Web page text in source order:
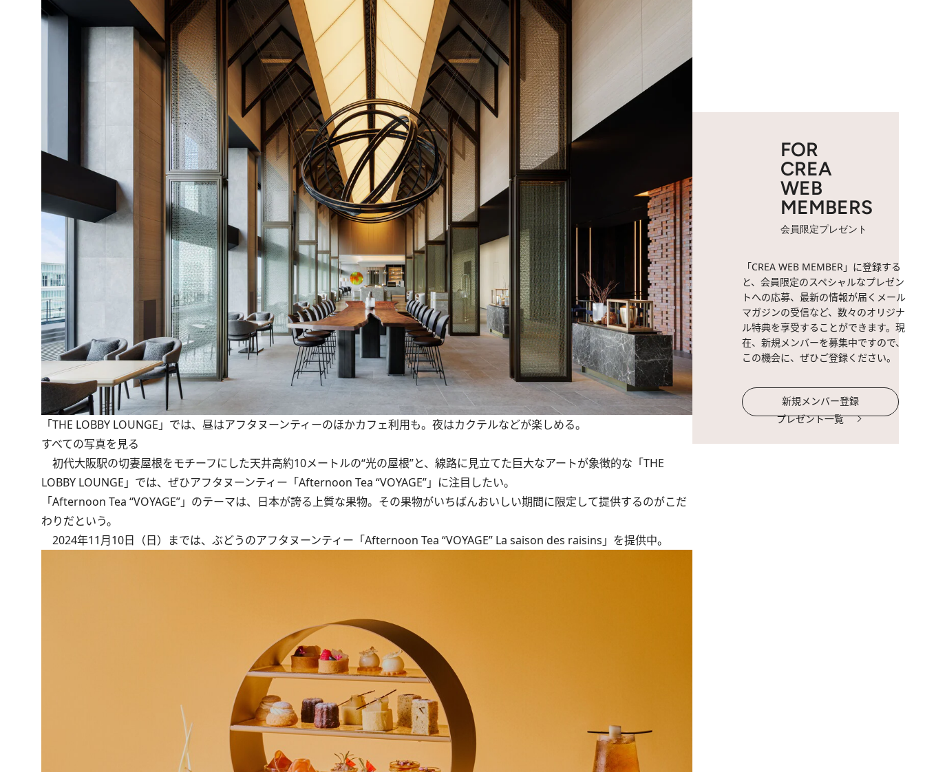
「THE LOBBY LOUNGE」では、昼はアフタヌーンティーのほかカフェ利用も。夜はカクテルなどが楽しめる。
すべての写真を見る
初代大阪駅の切妻屋根をモチーフにした天井高約10メートルの“光の屋根”と、線路に見立てた巨大なアートが象徴的な「THE
LOBBY LOUNGE」では、ぜひアフタヌーンティー「Afternoon Tea “VOYAGE”」に注目したい。
「Afternoon Tea “VOYAGE”」のテーマは、日本が誇る上質な果物。その果物がいちばんおいしい期間に限定して提供するのがこだ
わりだという。
2024年11月10日（日）までは、ぶどうのアフタヌーンティー「Afternoon Tea “VOYAGE” La saison des raisins」を提供中。
FOR
CREA
WEB
MEMBERS
会員限定プレゼント
「CREA WEB MEMBER」に登録する
と、会員限定のスペシャルなプレゼン
トへの応募、最新の情報が届くメール
マガジンの受信など、数々のオリジナ
ル特典を享受することができます。現
在、新規メンバーを募集中ですので、
この機会に、ぜひご登録ください。
新規メンバー登録
プレゼント一覧